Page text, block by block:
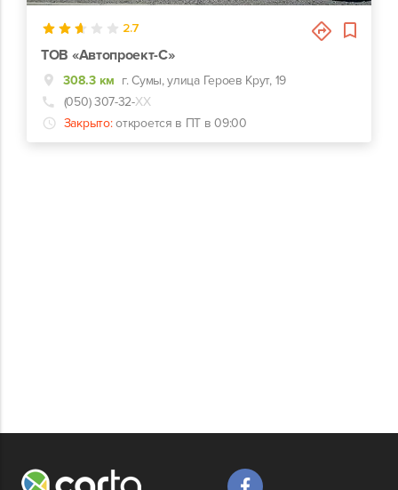
2.7
ТОВ «Автопроект-С»
308.3 км г. Сумы, улица Героев Крут, 19
(050) 307-32-ХХ
Закрыто: откроется в ПТ в 09:00